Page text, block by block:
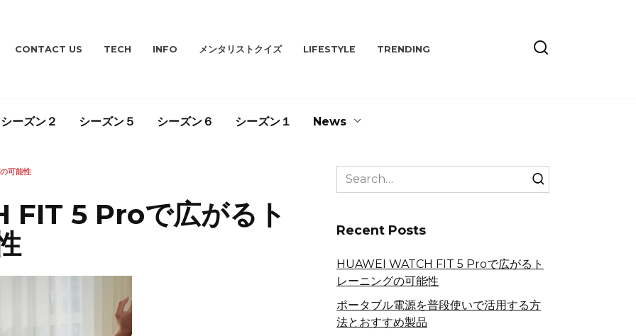
CONTACT US TECH INFO メンタリストクイズ LIFESTYLE TRENDING
シーズン２ シーズン５ シーズン６ シーズン１ News
可能性
5 Proで広がるト
Search
for:
Recent Posts
HUAWEI WATCH FIT 5 Proで広がるト
レーニングの可能性
ポータブル電源を普段使いで活用する方
法とおすすめ製品